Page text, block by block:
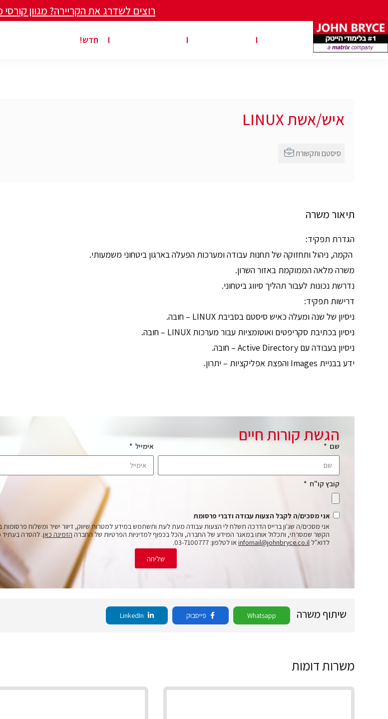
רוצים לשדרג את הקריירה? מגוון קורסי
חדש!
איש/אשת LINUX
תיאור משרה
הגדרת תפקיד:
הקמה, ניהול ותחזוקה של תחנות עבודה ומערכות הפעלה בארגון ביטחוני משמעותי.
משרה מלאה הממוקמת באזור השרון.
נדרשת נכונות לעבור תהליך סיווג ביטחוני.
דרישות תפקיד:
ניסיון של שנה ומעלה כאיש סיסטם בסביבת LINUX – חובה.
ניסיון בכתיבת סקריפטים ואוטומציות עבור מערכות LINUX – חובה.
ניסיון בעבודה עם Active Directory – חובה.
ידע בבניית Images והפצת אפליקציות – יתרון.
הגשת קורות חיים
שם אימייל
קובץ קו"ח
אני מסכים/ה לקבל הצעות עבודה ודברי פרסומת
אני מסכים/ה שג'ון ברייס הדרכה תשלח לי הצעות עבודה מעת לעת ותשתמש במידע למטרות שיווק, דיוור ישיר ומשלוח פרסומות
הקשר שמסרתי, ותכלול אותו במאגר המידע של החברה, והכל בכפוף למדיניות הפרטיות של החברה הזמינה כאן. להסרה בעתיד
לדוא"ל infomail@johnbryce.co.il או לטלפון: 03-7100777.
שליחה
שיתוף משרה Whatsapp פייסבוק
משרות דומות